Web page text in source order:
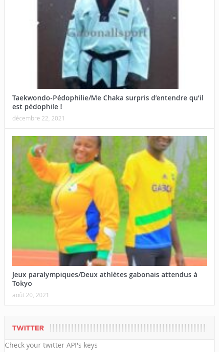
Taekwondo-Pédophilie/Me Chaka surpris d’entendre qu’il
est pédophile !
décembre 22, 2021
Jeux paralympiques/Deux athlètes gabonais attendus à
Tokyo
août 20, 2021
TWITTER
Check your twitter API's keys